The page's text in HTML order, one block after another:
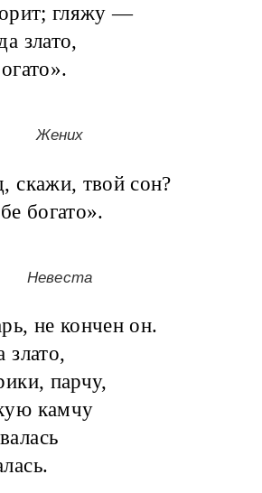
гляжу —
злато,
Жених
скажи, твой сон?
богато».
Невеста
не кончен он.
злато,
парчу,
камчу